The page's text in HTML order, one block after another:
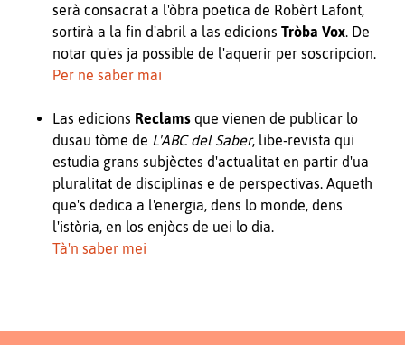
serà consacrat a l'òbra poetica de Robèrt Lafont,
sortirà a la fin d'abril a las edicions Tròba Vox. De
notar qu'es ja possible de l'aquerir per soscripcion.
Per ne saber mai
Las edicions Reclams que vienen de publicar lo
dusau tòme de L'ABC del Saber, libe-revista qui
estudia grans subjèctes d'actualitat en partir d'ua
pluralitat de disciplinas e de perspectivas. Aqueth
que's dedica a l'energia, dens lo monde, dens
l'istòria, en los enjòcs de uei lo dia.
Tà'n saber mei